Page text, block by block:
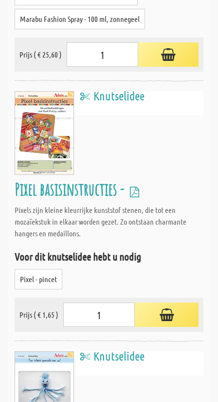
Marabu Fashion Spray - 100 ml, zonnegeel
Prijs ( € 25,60 )
Knutselidee
Pixel basisinstructies -
Pixels zijn kleine kleurrijke kunststof stenen, die tot een
mozaïekstuk in elkaar worden gezet. Zo ontstaan charmante
hangers en medaillons.
Voor dit knutselidee hebt u nodig
Pixel - pincet
Prijs ( € 1,65 )
Knutselidee